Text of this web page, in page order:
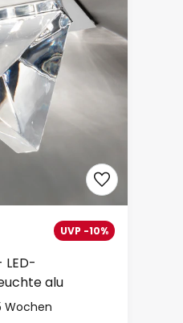
alu
UVP -10%
Wochen